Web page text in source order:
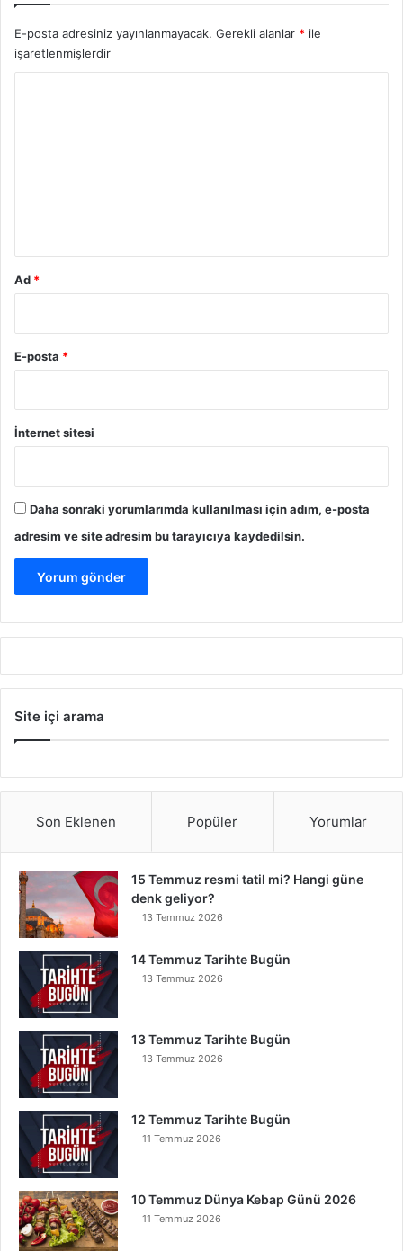
E-posta adresiniz yayınlanmayacak. Gerekli alanlar * ile
işaretlenmişlerdir
Ad *
E-posta *
İnternet sitesi
Daha sonraki yorumlarımda kullanılması için adım, e-posta
adresim ve site adresim bu tarayıcıya kaydedilsin.
Site içi arama
Son Eklenen Popüler Yorumlar
15 Temmuz resmi tatil mi? Hangi güne
denk geliyor?
13 Temmuz 2026
14 Temmuz Tarihte Bugün
13 Temmuz 2026
13 Temmuz Tarihte Bugün
13 Temmuz 2026
12 Temmuz Tarihte Bugün
11 Temmuz 2026
10 Temmuz Dünya Kebap Günü 2026
11 Temmuz 2026